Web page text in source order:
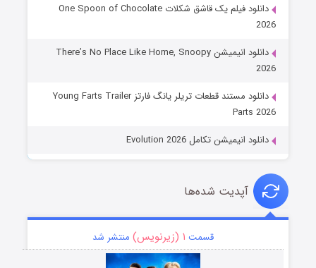
دانلود فیلم یک قاشق شکلات One Spoon of Chocolate
2026
دانلود انیمیشن There’s No Place Like Home, Snoopy
2026
دانلود مستند قطعات تریلر یانگ فارتز Young Farts Trailer
Parts 2026
دانلود انیمیشن تکامل Evolution 2026
آپدیت شده‌ها
قسمت ۱ (زیرنویس) منتشر شد